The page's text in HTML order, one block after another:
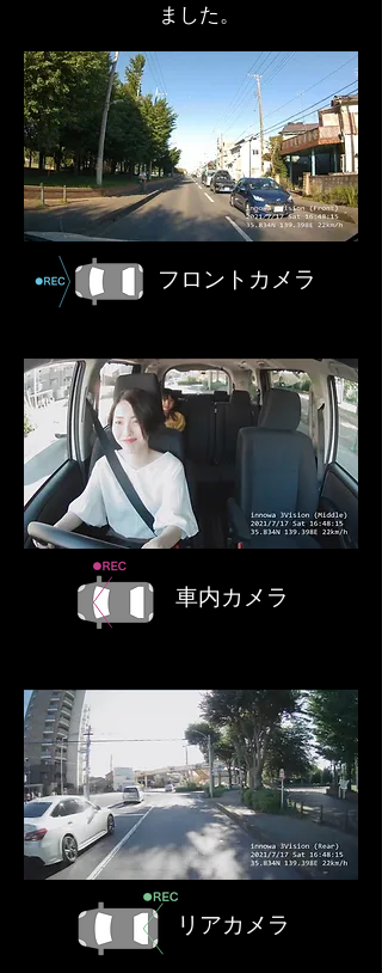
ました。
フロントカメラ
車内カメラ
リアカメラ